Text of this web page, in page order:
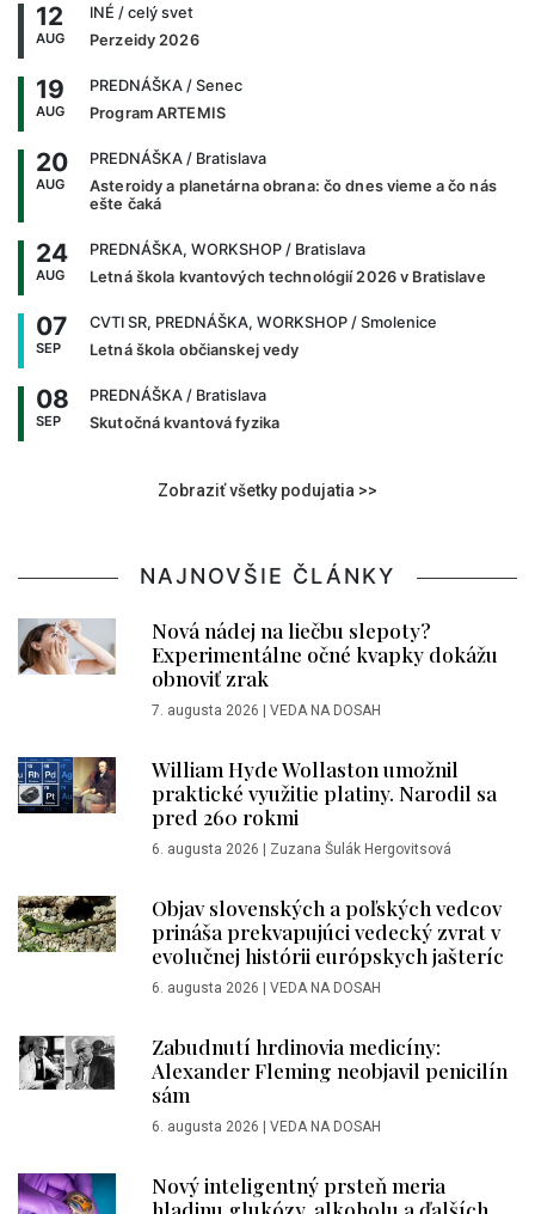
12
AUG
INÉ / celý svet
Perzeidy 2026
19
AUG
PREDNÁŠKA / Senec
Program ARTEMIS
20
AUG
PREDNÁŠKA / Bratislava
Asteroidy a planetárna obrana: čo dnes vieme a čo nás
ešte čaká
24
AUG
PREDNÁŠKA, WORKSHOP / Bratislava
Letná škola kvantových technológií 2026 v Bratislave
07
SEP
CVTI SR, PREDNÁŠKA, WORKSHOP / Smolenice
Letná škola občianskej vedy
08
SEP
PREDNÁŠKA / Bratislava
Skutočná kvantová fyzika
Zobraziť všetky podujatia >>
NAJNOVŠIE ČLÁNKY
Nová nádej na liečbu slepoty?
Experimentálne očné kvapky dokážu
obnoviť zrak
7. augusta 2026 VEDA NA DOSAH
William Hyde Wollaston umožnil
praktické využitie platiny. Narodil sa
pred 260 rokmi
6. augusta 2026 Zuzana Šulák Hergovitsová
Objav slovenských a poľských vedcov
prináša prekvapujúci vedecký zvrat v
evolučnej histórii európskych jašteríc
6. augusta 2026 VEDA NA DOSAH
Zabudnutí hrdinovia medicíny:
Alexander Fleming neobjavil penicilín
sám
6. augusta 2026 VEDA NA DOSAH
Nový inteligentný prsteň meria